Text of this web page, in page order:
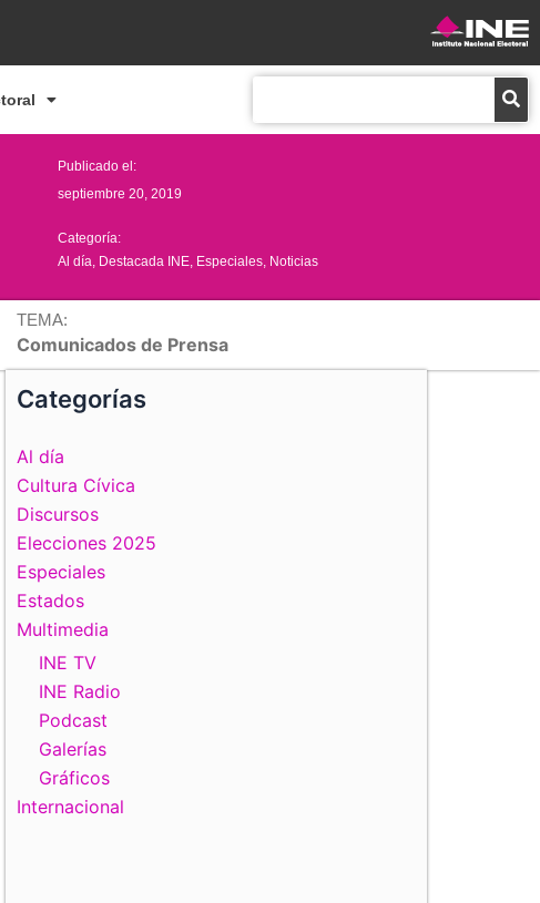
Publicado el:
septiembre 20, 2019
Categoría:
Al día Destacada INE Especiales Noticias
TEMA:
Comunicados de Prensa
Categorías
Al día
Cultura Cívica
Discursos
Elecciones 2025
Especiales
Estados
Multimedia
INE TV
INE Radio
Podcast
Galerías
Gráficos
Internacional